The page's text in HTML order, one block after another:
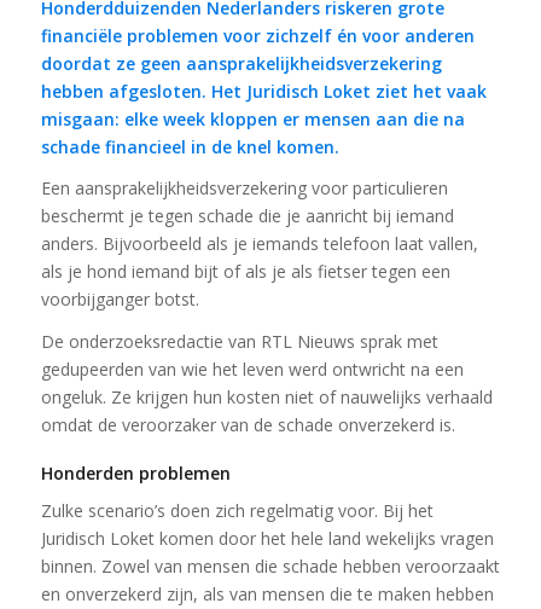
Honderdduizenden Nederlanders riskeren grote
financiële problemen voor zichzelf én voor anderen
doordat ze geen aansprakelijkheidsverzekering
hebben afgesloten. Het Juridisch Loket ziet het vaak
misgaan: elke week kloppen er mensen aan die na
schade financieel in de knel komen.
Een aansprakelijkheidsverzekering voor particulieren
beschermt je tegen schade die je aanricht bij iemand
anders. Bijvoorbeeld als je iemands telefoon laat vallen,
als je hond iemand bijt of als je als fietser tegen een
voorbijganger botst.
De onderzoeksredactie van RTL Nieuws sprak met
gedupeerden van wie het leven werd ontwricht na een
ongeluk. Ze krijgen hun kosten niet of nauwelijks verhaald
omdat de veroorzaker van de schade onverzekerd is.
Honderden problemen
Zulke scenario’s doen zich regelmatig voor. Bij het
Juridisch Loket komen door het hele land wekelijks vragen
binnen. Zowel van mensen die schade hebben veroorzaakt
en onverzekerd zijn, als van mensen die te maken hebben